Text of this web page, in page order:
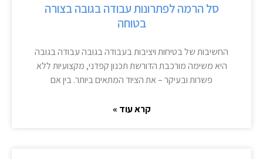
סל הרמה לפתרונות עבודה בגובה בצורה
בטוחה
החשיבות של בטיחות ויציבות בעבודה בגובה עבודה בגובה
היא משימה מורכבת הדורשת תכנון קפדני, מקצועיות ללא
פשרות ובעיקר – את הציוד המתאים ביותר. בין אם
קרא עוד »